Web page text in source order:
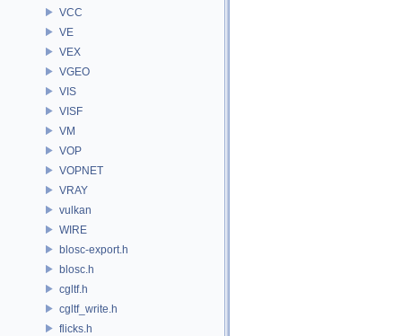
VCC
VE
VEX
VGEO
VIS
VISF
VM
VOP
VOPNET
VRAY
vulkan
WIRE
blosc-export.h
blosc.h
cgltf.h
cgltf_write.h
flicks.h